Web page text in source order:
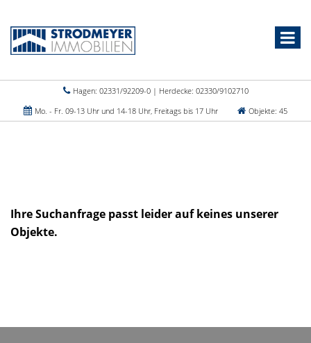
Hagen: 02331/92209-0 | Herdecke: 02330/9102710
Mo. - Fr. 09-13 Uhr und 14-18 Uhr, Freitags bis 17 Uhr
Objekte: 45
Ihre Suchanfrage passt leider auf keines unserer
Objekte.